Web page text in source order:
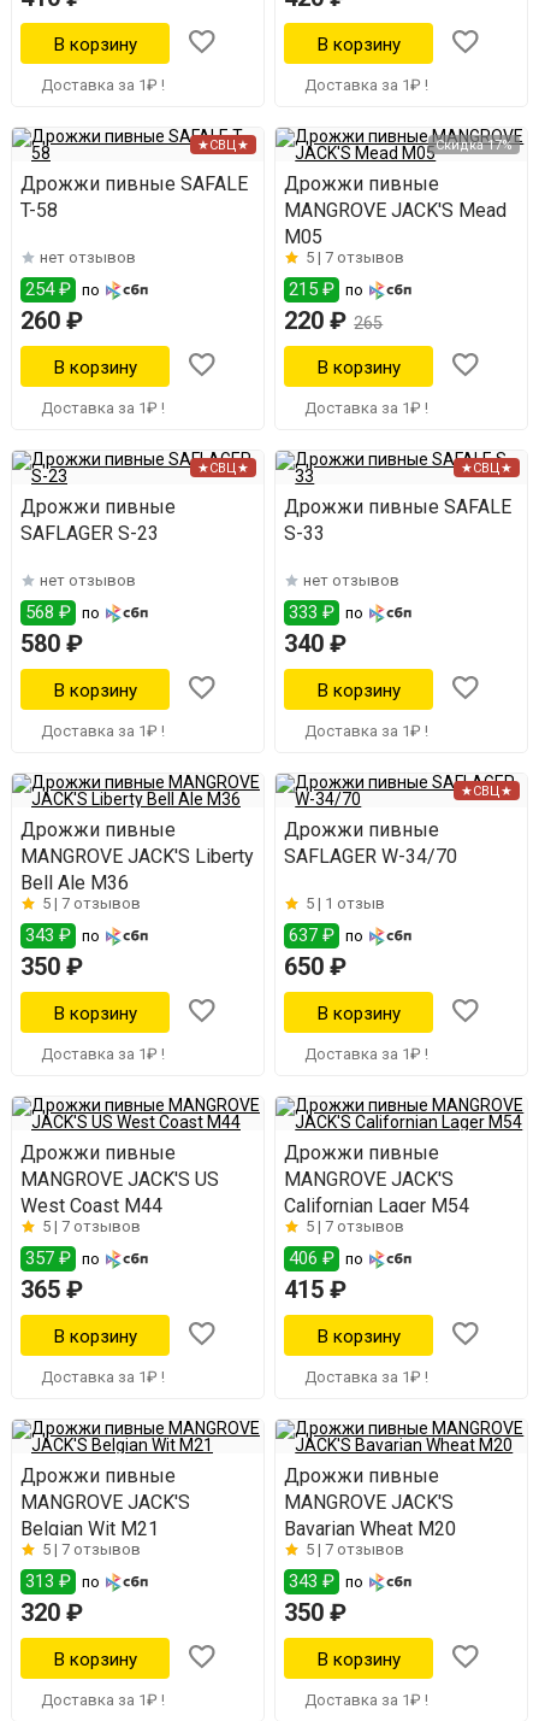
Доставка за 1₽ ! Доставка за 1₽ !
★СВЦ★
Дрожжи пивные SAFALE
T-58
нет отзывов
254 ₽ по
260 ₽
Доставка за 1₽ !
Скидка 17%
Дрожжи пивные
MANGROVE JACK'S Mead
M05
5 |7 отзывов
215 ₽ по
220 ₽ 265
Доставка за 1₽ !
★СВЦ★
Дрожжи пивные
SAFLAGER S-23
нет отзывов
568 ₽ по
580 ₽
Доставка за 1₽ !
★СВЦ★
Дрожжи пивные SAFALE
S-33
нет отзывов
333 ₽ по
340 ₽
Доставка за 1₽ !
Дрожжи пивные
MANGROVE JACK'S Liberty
Bell Ale M36
5 | 7 отзывов
343 ₽ по
350 ₽
Доставка за 1₽ !
★СВЦ★
Дрожжи пивные
SAFLAGER W-34/70
5 | 1 отзыв
637 ₽ по
650 ₽
Доставка за 1₽ !
Дрожжи пивные
MANGROVE JACK'S US
West Coast M44
5 | 7 отзывов
357 ₽ по
365 ₽
Доставка за 1₽ !
Дрожжи пивные
MANGROVE JACK'S
Californian Lager M54
5 |7 отзывов
406 ₽ по
415 ₽
Доставка за 1₽ !
Дрожжи пивные
MANGROVE JACK'S
Belgian Wit M21
5 | 7 отзывов
313 ₽ по
320 ₽
Доставка за 1₽ !
Дрожжи пивные
MANGROVE JACK'S
Bavarian Wheat M20
5 |7 отзывов
343 ₽ по
350 ₽
Доставка за 1₽ !